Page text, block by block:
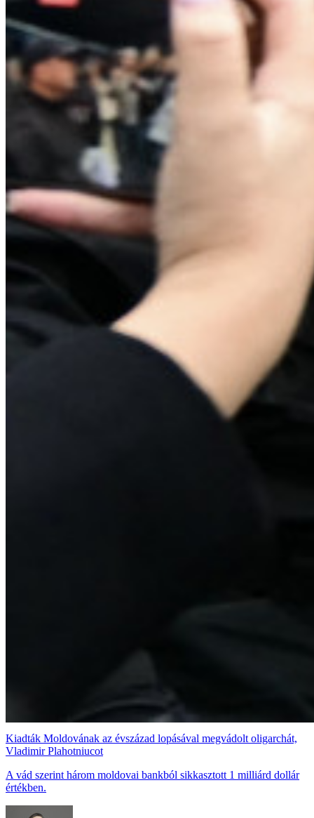
Kiadták Moldovának az évszázad lopásával megvádolt oligarchát,
Vladimir Plahotniucot
A vád szerint három moldovai bankból sikkasztott 1 milliárd dollár
értékben.